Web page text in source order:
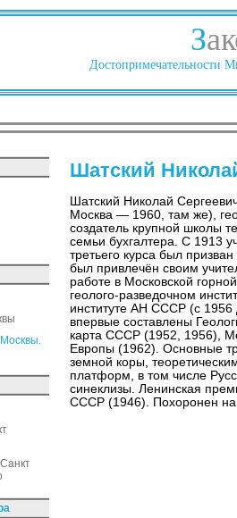
З
Достопримечательности
Шатский
Шатский Николай
Москва — 1960, там же),
создатель крупной школы
семьи бухгалтера. С 1913
третьего курса был
был привлечён своим
работе в Московской
геолого-разведочном
институте АН СССР (с 1956
впервые составлены
карта СССР (1952, 1956),
Европы (1962). Основные
земной коры,
платформ, в том числе
синеклизы. Ленинская
СССР (1946). Похоронен